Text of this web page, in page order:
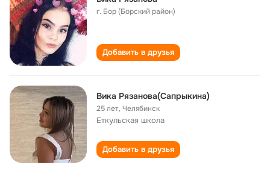
г. Бор (Борский район)
Добавить в друзья
Вика Рязанова(Сапрыкина)
25 лет,Челябинск
Еткульская школа
Добавить в друзья